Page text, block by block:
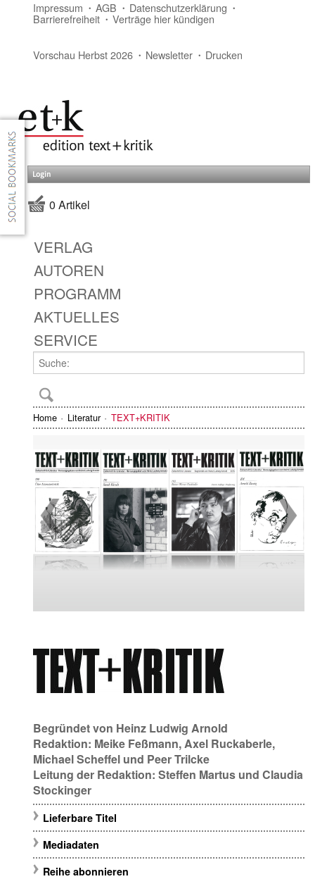
Impressum AGB Datenschutzerklärung
Barrierefreiheit Verträge hier kündigen
Vorschau Herbst 2026 Newsletter Drucken
Login
0 Artikel
VERLAG
AUTOREN
PROGRAMM
AKTUELLES
SERVICE
Home Literatur TEXT+KRITIK
Begründet von Heinz Ludwig Arnold
Redaktion: Meike Feßmann,Axel Ruckaberle,
Michael Scheffel und Peer Trilcke
Leitung der Redaktion: Steffen Martus und Claudia
Stockinger
Lieferbare Titel
Mediadaten
Reihe abonnieren